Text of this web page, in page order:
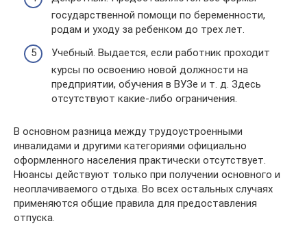
государственной помощи по беременности,
родам и уходу за ребенком до трех лет.
Учебный. Выдается, если работник проходит
курсы по освоению новой должности на
предприятии, обучения в ВУЗе и т. д. Здесь
отсутствуют какие-либо ограничения.
В основном разница между трудоустроенными
инвалидами и другими категориями официально
оформленного населения практически отсутствует.
Нюансы действуют только при получении основного и
неоплачиваемого отдыха. Во всех остальных случаях
применяются общие правила для предоставления
отпуска.